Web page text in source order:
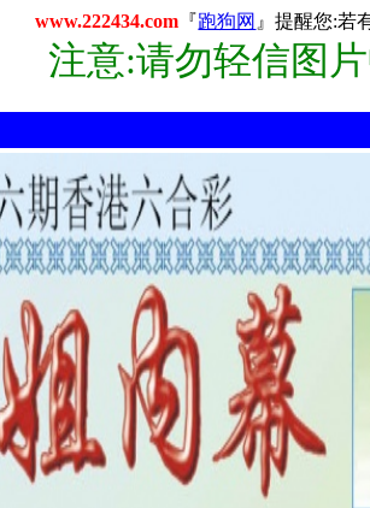
www.222434.com 『跑狗网 』提醒您:若
注意:请勿轻信图